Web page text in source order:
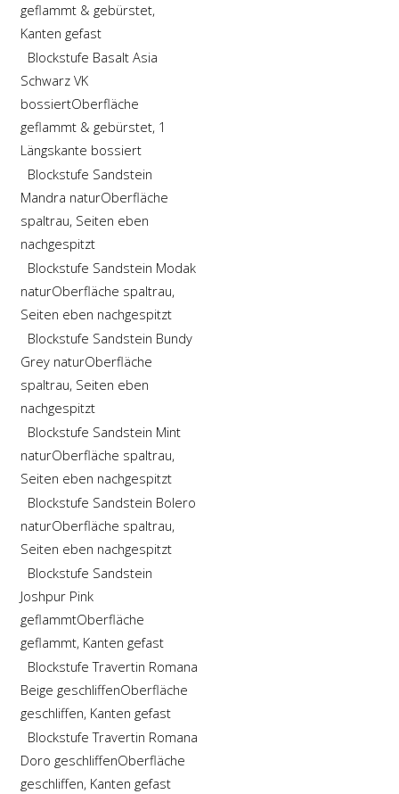
geflammt & gebürstet,
Kanten gefast
Blockstufe Basalt Asia
Schwarz VK
bossiertOberfläche
geflammt & gebürstet, 1
Längskante bossiert
Blockstufe Sandstein
Mandra naturOberfläche
spaltrau, Seiten eben
nachgespitzt
Blockstufe Sandstein Modak
naturOberfläche spaltrau,
Seiten eben nachgespitzt
Blockstufe Sandstein Bundy
Grey naturOberfläche
spaltrau, Seiten eben
nachgespitzt
Blockstufe Sandstein Mint
naturOberfläche spaltrau,
Seiten eben nachgespitzt
Blockstufe Sandstein Bolero
naturOberfläche spaltrau,
Seiten eben nachgespitzt
Blockstufe Sandstein
Joshpur Pink
geflammtOberfläche
geflammt, Kanten gefast
Blockstufe Travertin Romana
Beige geschliffenOberfläche
geschliffen, Kanten gefast
Blockstufe Travertin Romana
Doro geschliffenOberfläche
geschliffen, Kanten gefast